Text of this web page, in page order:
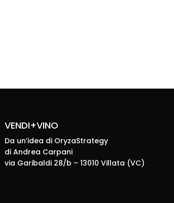
VENDI+VINO
Da un’idea di OryzaStrategy
di Andrea Carpani
via Garibaldi 28/b – 13010 Villata (VC)